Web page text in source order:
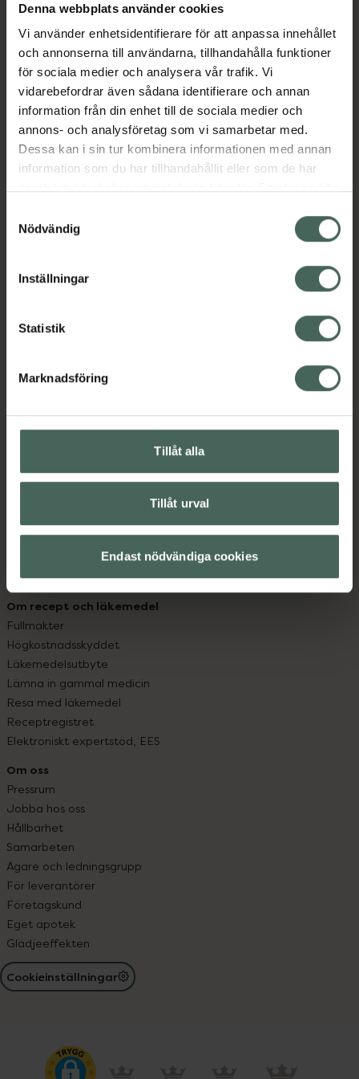
Denna webbplats använder cookies
Vi använder enhetsidentifierare för att anpassa innehållet
och annonserna till användarna, tillhandahålla funktioner
för sociala medier och analysera vår trafik. Vi
vidarebefordrar även sådana identifierare och annan
information från din enhet till de sociala medier och
annons- och analysföretag som vi samarbetar med.
Dessa kan i sin tur kombinera informationen med annan
information som du har tillhandahållit eller som de har
återkalla ditt samtycke via webbplatsens
cookieinställningar. Ett återkallat samtycke påverkar inte
lagligheten av behandling som skett innan återkallelsen.
Nödvändig
Inställningar
Statistik
Marknadsföring
Tillåt alla
Tillåt urval
Endast nödvändiga cookies
Aktuella erbjudanden
Beskrivning
EAN:07051391200459
Bipacksedel från FASS Visa
Kronans Apotek finns här för dig. Du hittar oss från Skåne i
datorn. Oavsett vem du är så är det vårt uppdrag att
hjälpa just dig att må lite bättre. Välkommen att prata
Handla tryggt
Leverans, betalning och retur
Sajtens tillgänglighet
Köpvillkor
Om recept och läkemedel
Fullmakter
Högkostnadsskyddet
Läkemedelsutbyte
Lämna in gammal medicin
Resa med läkemedel
Receptregistret
Elektroniskt expertstöd, EES
Om oss
Pressrum
Jobba hos oss
Hållbarhet
Samarbeten
Ägare och ledningsgrupp
För leverantörer
Företagskund
Eget apotek
Glädjeeffekten
Cookieinställningar